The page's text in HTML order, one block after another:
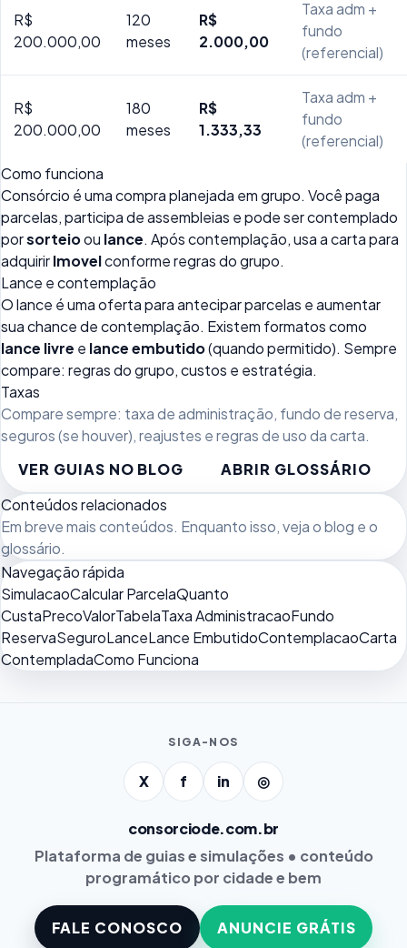
R$
200.000,00
120
meses
R$
2.000,00
Taxa adm +
fundo
(referencial)
R$
200.000,00
180
meses
R$
1.333,33
Taxa adm +
fundo
(referencial)
Como funciona
Consórcio é uma compra planejada em grupo. Você paga
parcelas, participa de assembleias e pode ser contemplado
porsorteioou lance. Após contemplação, usa a carta para
adquirirImovelconforme regras do grupo.
Lance e contemplação
O lance é uma oferta para antecipar parcelas e aumentar
sua chance de contemplação. Existem formatos como
lance livre e lance embutido(quando permitido). Sempre
compare: regras do grupo, custos e estratégia.
Taxas
Compare sempre: taxa de administração, fundo de reserva,
seguros (se houver), reajustes e regras de uso da carta.
VER GUIAS NO BLOG
ABRIR GLOSSÁRIO
Conteúdos relacionados
Em breve mais conteúdos. Enquanto isso, vejao blog e o
glossário.
Navegação rápida
SimulacaoCalcular ParcelaQuanto
CustaPrecoValorTabelaTaxa AdministracaoFundo
ReservaSeguroLanceLance EmbutidoContemplacaoCarta
ContempladaComo Funciona
SIGA-NOS
X f in ◎
consorciode.com.br
Plataforma de guias e simulações • conteúdo
programático por cidade e bem
FALE CONOSCO ANUNCIE GRÁTIS